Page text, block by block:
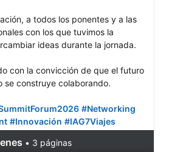
a todos los ponentes y a las
con los que tuvimos la
ideas durante la jornada.
con la convicción de que el futuro
se construye colaborando.
#Networking
#Innovación #IAG7Viajes